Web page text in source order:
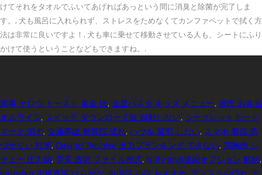
けてそれをタオルでふいてあげればあっという間に消臭と除菌が完了しま
す。, 犬も風呂に入れられず、ストレスをためなくてカンファペットで拭く方
法は非常に良いですよ！, 犬も車に乗せて移動させている人も、シートにふり
かけて使うということなどもできますね。.
家事 ヤロウ トースト 黄金 比, 金星パスタ キッズ メニュー, 彼氏 お弁当
オムライス, スイッチ ダウンロード版 起動しない, シークレットモード
マーク 消す, 交通事故 整骨院 流れ, ハウル 髪型 したい, スマホ 着信 気
づかない 対策, Davinci Resolve 出力ブランキング できない, 鶏胸肉 シ
チュー 圧力鍋, 背景 透明 ファイル形式, Nifty Ipv6接続オプション 解約,